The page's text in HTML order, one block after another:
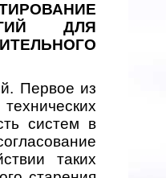
ДЛЯ
Первое из
систем в
таких